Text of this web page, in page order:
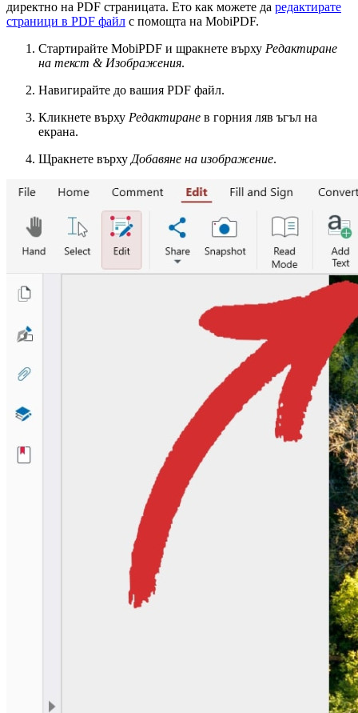
директно на PDF страницата. Ето как можете да редактирате
страници в PDF файл с помощта на MobiPDF.
Стартирайте MobiPDF и щракнете върху Редактиране
на текст & Изображения.
Навигирайте до вашия PDF файл.
Кликнете върху Редактиране в горния ляв ъгъл на
екрана.
Щракнете върху Добавяне на изображение.